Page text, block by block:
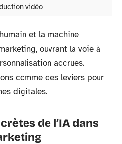
vidéo
et la machine
ouvrant la voie à
accrues.
comme des leviers pour
digitales.
de l’IA dans